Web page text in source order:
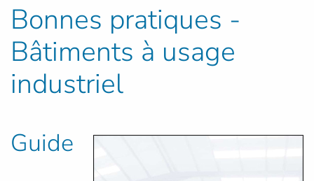
Bonnes pratiques -
Bâtiments à usage
industriel
Guide